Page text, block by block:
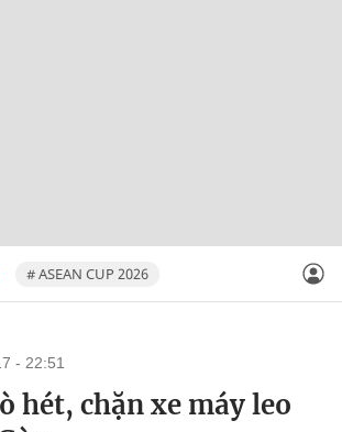
# ASEAN CUP 2026
- 22:51
hét, chặn xe máy leo